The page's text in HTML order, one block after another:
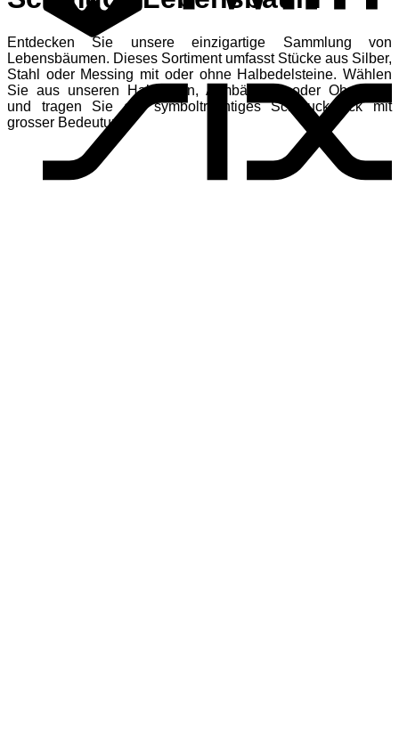
Entdecken Sie unsere einzigartige Sammlung von
Lebensbäumen. Dieses Sortiment umfasst Stücke aus Silber,
Stahl oder Messing mit oder ohne Halbedelsteine. Wählen
Sie aus unseren Halsketten, Armbändern oder Ohrringen
und tragen Sie ein symbolträchtiges Schmuckstück mit
grosser Bedeutung.